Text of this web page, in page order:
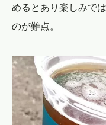
めるとあり楽しみで
のが難点。